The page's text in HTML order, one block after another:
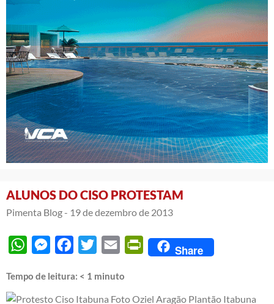
ALUNOS DO CISO PROTESTAM
Pimenta Blog - 19 de dezembro de 2013
WhatsAppMessengerFacebook
Twitter Email PrintFriendly
Share
Tempo de leitura: < 1 minuto